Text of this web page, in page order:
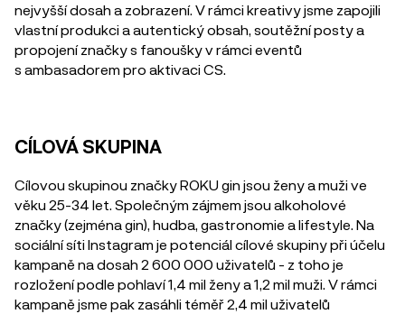
nejvyšší dosah a zobrazení. V rámci kreativy jsme zapojili
vlastní produkci a autentický obsah, soutěžní posty a
propojení značky s fanoušky v rámci eventů
s ambasadorem pro aktivaci CS.
CÍLOVÁ SKUPINA
Cílovou skupinou značky ROKU gin jsou ženy a muži ve
věku 25-34 let. Společným zájmem jsou alkoholové
značky (zejména gin), hudba, gastronomie a lifestyle. Na
sociální síti Instagram je potenciál cílové skupiny při účelu
kampaně na dosah 2 600 000 uživatelů - z toho je
rozložení podle pohlaví 1,4 mil ženy a 1,2 mil muži. V rámci
kampaně jsme pak zasáhli téměř 2,4 mil uživatelů